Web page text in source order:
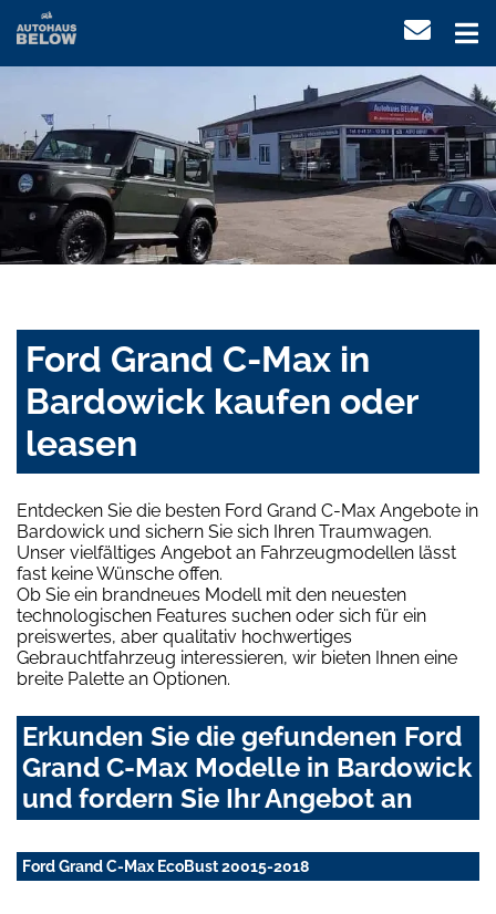
Ford Grand C-Max in
Bardowick kaufen oder
leasen
Entdecken Sie die besten Ford Grand C-Max Angebote in
Bardowick und sichern Sie sich Ihren Traumwagen.
Unser vielfältiges Angebot an Fahrzeugmodellen lässt
fast keine Wünsche offen.
Ob Sie ein brandneues Modell mit den neuesten
technologischen Features suchen oder sich für ein
preiswertes, aber qualitativ hochwertiges
Gebrauchtfahrzeug interessieren, wir bieten Ihnen eine
breite Palette an Optionen.
Erkunden Sie die gefundenen Ford
Grand C-Max Modelle in Bardowick
und fordern Sie Ihr Angebot an
Ford Grand C-Max EcoBust 20015-2018